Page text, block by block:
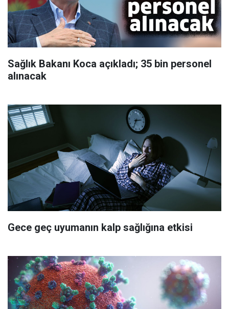
Sağlık Bakanı Koca açıkladı; 35 bin personel
alınacak
Gece geç uyumanın kalp sağlığına etkisi